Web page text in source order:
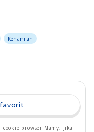
Kehamilan
browser Mamy, Jika